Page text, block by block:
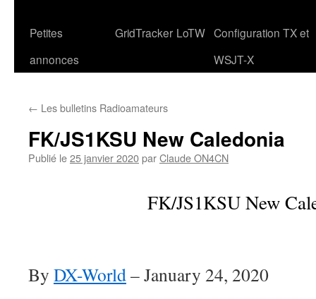
Petites
annonces
GridTracker LoTW Configuration TX et
WSJT-X
← Les bulletins Radioamateurs
FK/JS1KSU New Caledonia
Publié le25 janvier 2020parClaude ON4CN
FK/JS1KSU New
By DX-World–January 24, 2020